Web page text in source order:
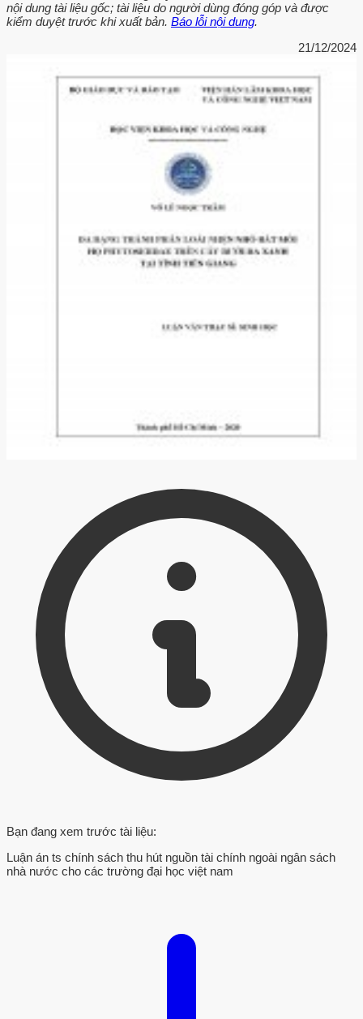
nội dung tài liệu gốc; tài liệu do người dùng đóng góp và được
kiểm duyệt trước khi xuất bản. Báo lỗi nội dung.
21/12/2024
Bạn đang xem trước tài liệu:
Luận án ts chính sách thu hút nguồn tài chính ngoài ngân sách
nhà nước cho các trường đại học việt nam